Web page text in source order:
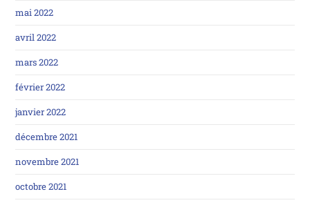
mai 2022
avril 2022
mars 2022
février 2022
janvier 2022
décembre 2021
novembre 2021
octobre 2021